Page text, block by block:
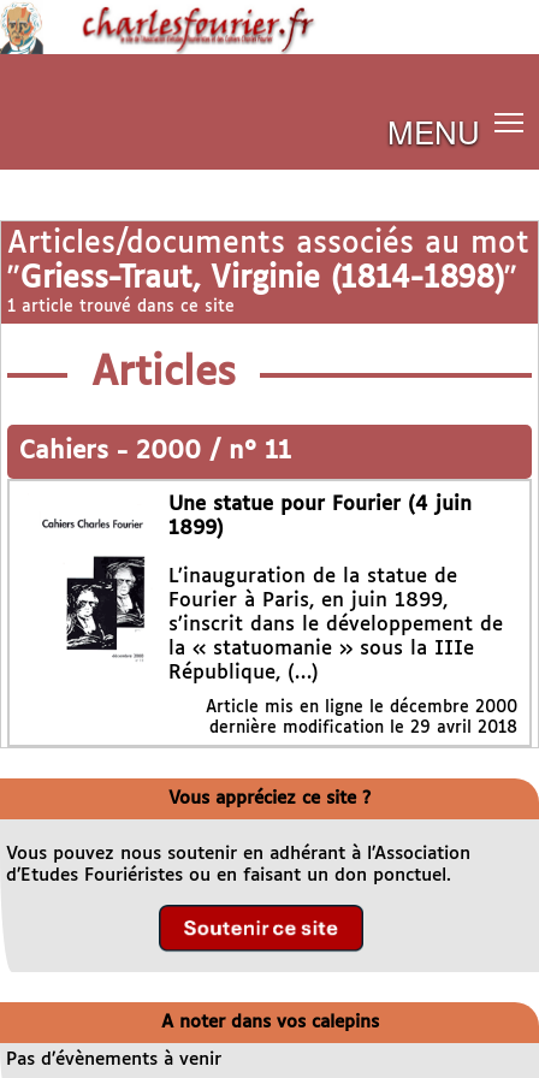
MENU
Articles/documents associés au mot
"Griess-Traut, Virginie (1814-1898)"
1 article trouvé dans ce site
Articles
Cahiers - 2000 / n° 11
Une statue pour Fourier (4 juin
1899)
L’inauguration de la statue de
Fourier à Paris, en juin 1899,
s’inscrit dans le développement de
la « statuomanie » sous la IIIe
République, (…)
Article mis en ligne le décembre 2000
dernière modification le 29 avril 2018
Vous appréciez ce site ?
Vous pouvez nous soutenir en adhérant à l’Association
d’Etudes Fouriéristes ou en faisant un don ponctuel.
A noter dans vos calepins
Pas d’évènements à venir